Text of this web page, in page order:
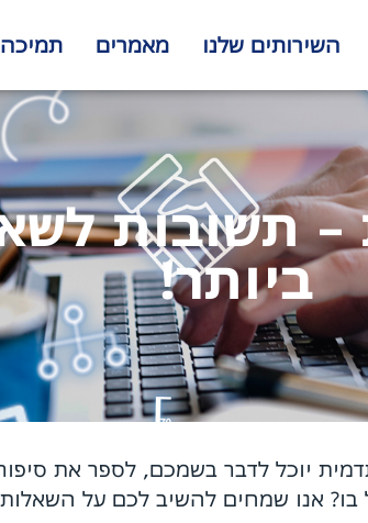
השירותים שלנו מאמרים תמיכה
– תשובות
ביותר!
יוכל לדבר בשמכם, לספר את
אנו שמחים להשיב לכם על השאלות